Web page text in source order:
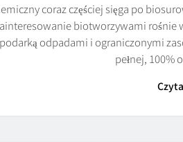
coraz częściej sięga po
biotworzywami rośnie
odpadami i ograniczonymi
pełnej,